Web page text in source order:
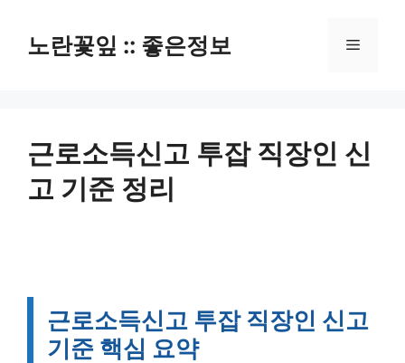
노란꽃잎 :: 좋은정보 메
근로소득신고 투잡 직장인 신
고 기준 정리
근로소득신고 투잡 직장인 신고
기준 핵심 요약